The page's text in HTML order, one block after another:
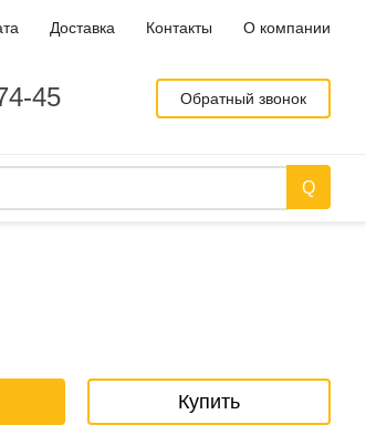
Купить
45 Обратный звонок
Доставка Контакты О компании